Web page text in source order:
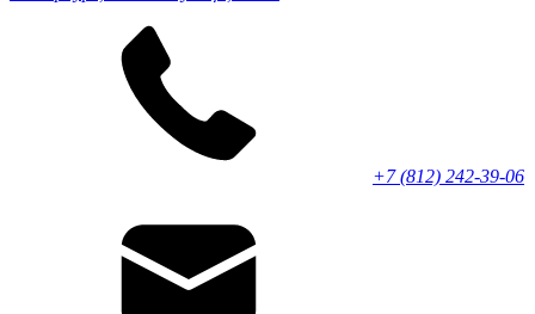
+7 (812) 242-39-06